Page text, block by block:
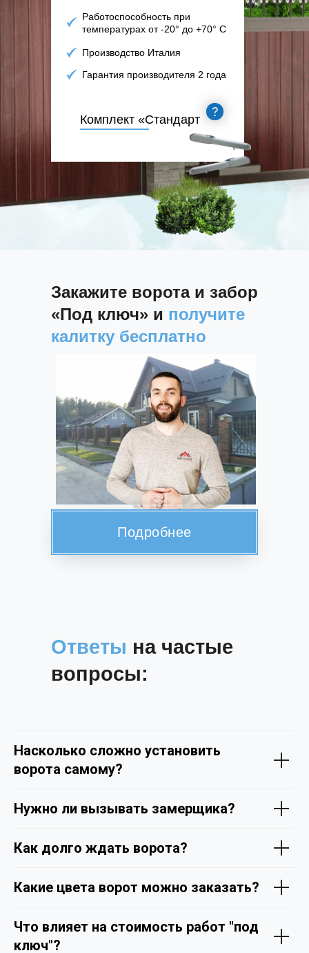
Комплект «Стандарт
Работоспособность при
температурах от -20° до +70° С
Гарантия производителя 2 года
Производство Италия
Закажите ворота и забор
«Под ключ» и получите
калитку бесплатно
Подробнее
Ответы на частые
вопросы:
Насколько сложно установить
ворота самому?
Нужно ли вызывать замерщика?
Как долго ждать ворота?
Какие цвета ворот можно заказать?
Что влияет на стоимость работ "под
ключ"?